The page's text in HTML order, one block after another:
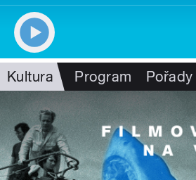
Kultura Program Pořady